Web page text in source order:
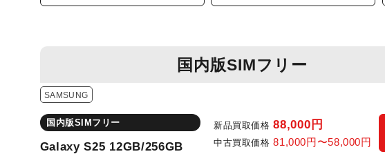
国内版SIMフリー
SAMSUNG
国内版SIMフリー
Galaxy S25 12GB/256GB
新品買取価格 88,000円
中古買取価格 81,000円〜58,000円